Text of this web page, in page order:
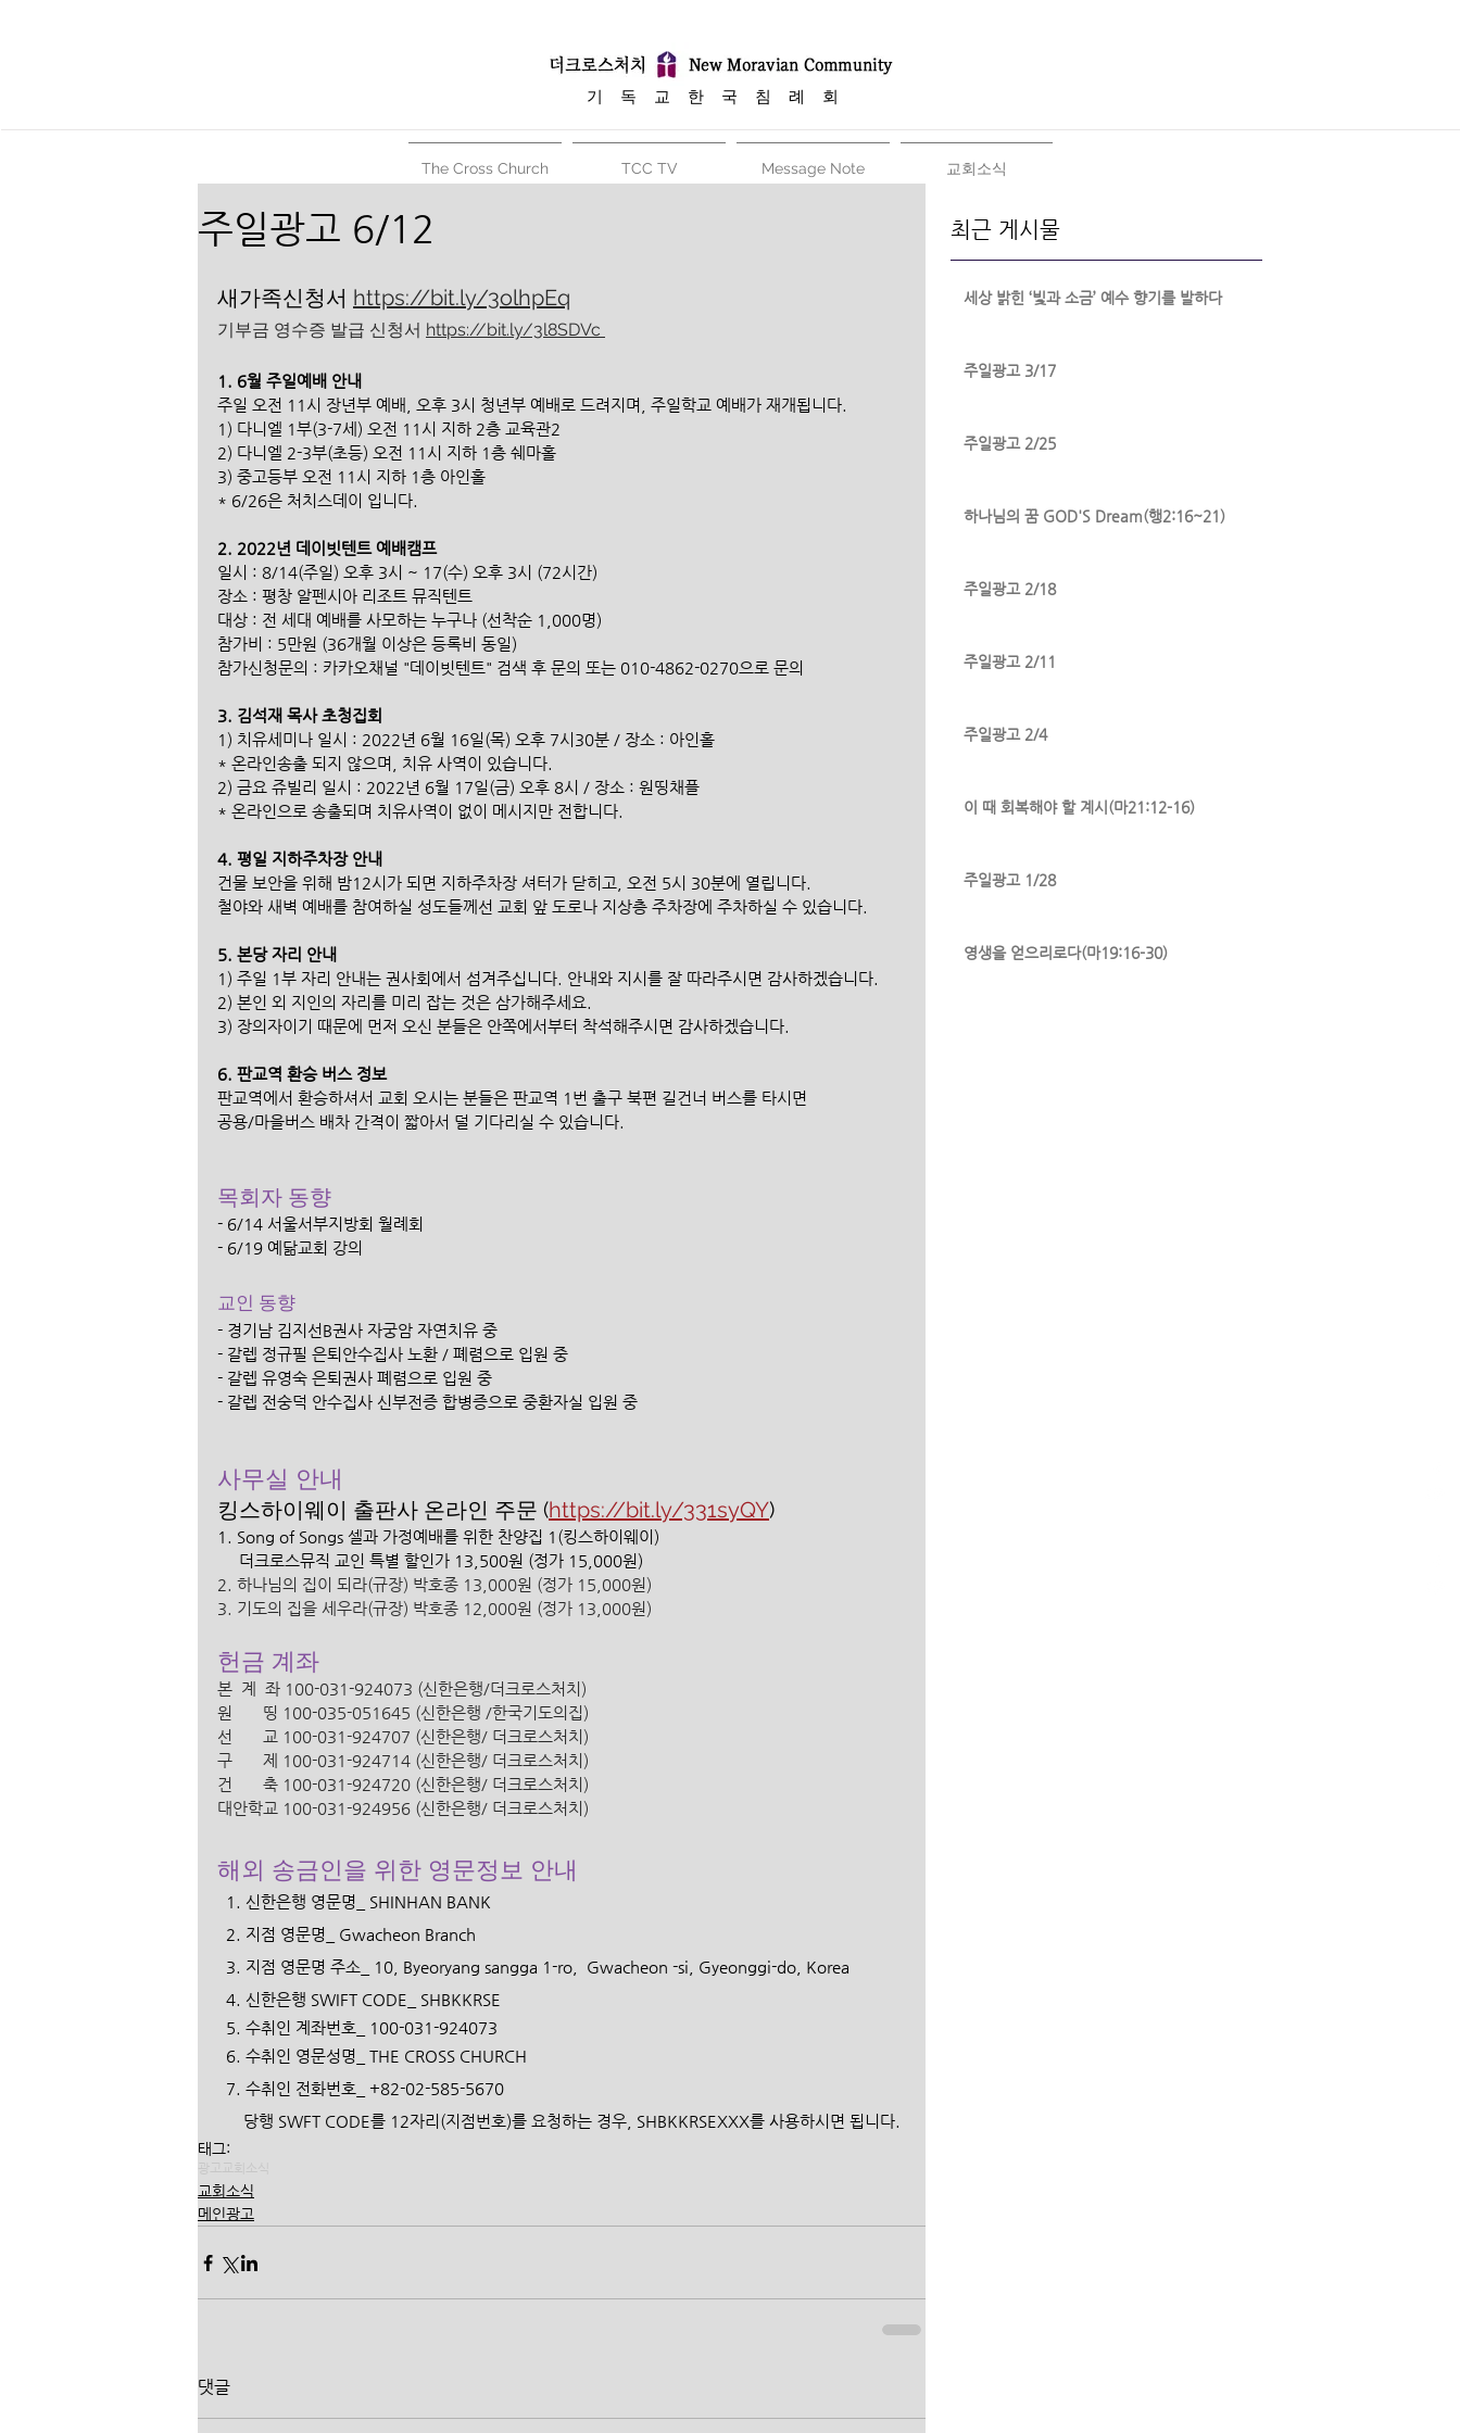
​기 독 교 한 국 침 례 회
The Cross Church TCC TV Message Note 교회소식
주일광고 6/12
새가족신청서 https://bit.ly/3olhpEq
기부금 영수증 발급 신청서 https://bit.ly/3l8SDVc
1. 6월 주일예배 안내
주일 오전 11시 장년부 예배, 오후 3시 청년부 예배로 드려지며, 주일학교 예배가 재개됩니다.
1) 다니엘 1부(3-7세) 오전 11시 지하 2층 교육관2
2) 다니엘 2-3부(초등) 오전 11시 지하 1층 쉐마홀
3) 중고등부 오전 11시 지하 1층 아인홀
* 6/26은 처치스데이 입니다.
2. 2022년 데이빗텐트 예배캠프
일시 : 8/14(주일) 오후 3시 ~ 17(수) 오후 3시 (72시간)
장소 : 평창 알펜시아 리조트 뮤직텐트
대상 : 전 세대 예배를 사모하는 누구나 (선착순 1,000명)
참가비 : 5만원 (36개월 이상은 등록비 동일)
참가신청문의 : 카카오채널 "데이빗텐트" 검색 후 문의 또는 010-4862-0270으로 문의
3. 김석재 목사 초청집회
1) 치유세미나 일시 : 2022년 6월 16일(목) 오후 7시30분 / 장소 : 아인홀
* 온라인송출 되지 않으며, 치유 사역이 있습니다.
2) 금요 쥬빌리 일시 : 2022년 6월 17일(금) 오후 8시 / 장소 : 원띵채플
* 온라인으로 송출되며 치유사역이 없이 메시지만 전합니다.
4. 평일 지하주차장 안내
건물 보안을 위해 밤12시가 되면 지하주차장 셔터가 닫히고, 오전 5시 30분에 열립니다.
철야와 새벽 예배를 참여하실 성도들께선 교회 앞 도로나 지상층 주차장에 주차하실 수 있습니다.
5. 본당 자리 안내
1) 주일 1부 자리 안내는 권사회에서 섬겨주십니다. 안내와 지시를 잘 따라주시면 감사하겠습니다.
2) 본인 외 지인의 자리를 미리 잡는 것은 삼가해주세요.
3) 장의자이기 때문에 먼저 오신 분들은 안쪽에서부터 착석해주시면 감사하겠습니다.
6. 판교역 환승 버스 정보
판교역에서 환승하셔서 교회 오시는 분들은 판교역 1번 출구 북편 길건너 버스를 타시면
공용/마을버스 배차 간격이 짧아서 덜 기다리실 수 있습니다.
목회자 동향
- 6/14 서울서부지방회 월례회
- 6/19 예닮교회 강의
교인 동향
- 경기남 김지선B권사 자궁암 자연치유 중
- 갈렙 정규필 은퇴안수집사 노환 / 폐렴으로 입원 중
- 갈렙 유영숙 은퇴권사 폐렴으로 입원 중
- 갈렙 전숭덕 안수집사 신부전증 합병증으로 중환자실 입원 중
사무실 안내
킹스하이웨이 출판사 온라인 주문 (https://bit.ly/331syQY)
1. Song of Songs 셀과 가정예배를 위한 찬양집 1(킹스하이웨이)
     더크로스뮤직 교인 특별 할인가 13,500원 (정가 15,000원)
2. 하나님의 집이 되라(규장) 박호종 13,000원 (정가 15,000원)
3. 기도의 집을 세우라(규장) 박호종 12,000원 (정가 13,000원)
헌금 계좌
본  계  좌 100-031-924073 (신한은행/더크로스처치)
원       띵 100-035-051645 (신한은행 /한국기도의집)
선       교 100-031-924707 (신한은행/ 더크로스처치)
구       제 100-031-924714 (신한은행/ 더크로스처치)
건       축 100-031-924720 (신한은행/ 더크로스처치)
대안학교 100-031-924956 (신한은행/ 더크로스처치)
해외 송금인을 위한 영문정보 안내
  1. 신한은행 영문명_ SHINHAN BANK
  2. 지점 영문명_ Gwacheon Branch
  3. 지점 영문명 주소_ 10, Byeoryang sangga 1-ro,  Gwacheon -si, Gyeonggi-do, Korea
  4. 신한은행 SWIFT CODE_ SHBKKRSE
  5. 수취인 계좌번호_ 100-031-924073
  6. 수취인 영문성명_ THE CROSS CHURCH
  7. 수취인 전화번호_ +82-02-585-5670
      당행 SWFT CODE를 12자리(지점번호)를 요청하는 경우, SHBKKRSEXXX를 사용하시면 됩니다.﻿
태그:
교회소식
메인광고
댓글
최근 게시물
세상 밝힌 ‘빛과 소금’ 예수 향기를 발하다
주일광고 3/17
주일광고 2/25
하나님의 꿈 GOD'S Dream(행2:16~21)
주일광고 2/18
주일광고 2/11
주일광고 2/4
이 때 회복해야 할 계시(마21:12-16)
주일광고 1/28
영생을 얻으리로다(마19:16-30)